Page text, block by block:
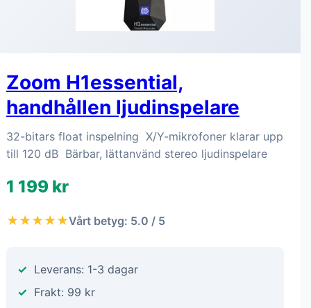
Zoom H1essential,
handhållen ljudinspelare
32-bitars float inspelning X/Y-mikrofoner klarar upp
till 120 dB Bärbar, lättanvänd stereo ljudinspelare
1 199 kr
★★★★★Vårt betyg: 5.0 / 5
Leverans: 1-3 dagar
Frakt: 99 kr